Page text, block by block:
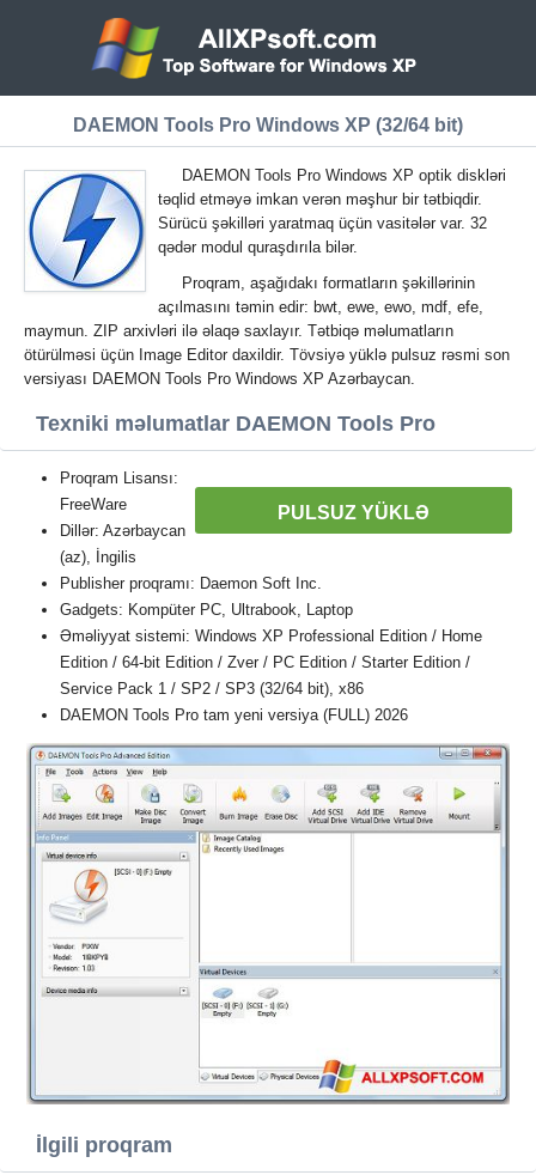
DAEMON Tools Pro Windows XP (32/64 bit)
DAEMON Tools Pro Windows XP optik diskləri
təqlid etməyə imkan verən məşhur bir tətbiqdir.
Sürücü şəkilləri yaratmaq üçün vasitələr var. 32
qədər modul quraşdırıla bilər.
Proqram, aşağıdakı formatların şəkillərinin
açılmasını təmin edir: bwt, ewe, ewo, mdf, efe,
maymun. ZIP arxivləri ilə əlaqə saxlayır. Tətbiqə məlumatların
ötürülməsi üçün Image Editor daxildir. Tövsiyə yüklə pulsuz rəsmi son
versiyası DAEMON Tools Pro Windows XP Azərbaycan.
Texniki məlumatlar DAEMON Tools Pro
PULSUZ YÜKLƏ
Proqram Lisansı:
FreeWare
Dillər: Azərbaycan
(az), İngilis
Publisher proqramı: Daemon Soft Inc.
Gadgets: Kompüter PC, Ultrabook, Laptop
Əməliyyat sistemi: Windows XP Professional Edition / Home
Edition / 64-bit Edition / Zver / PC Edition / Starter Edition /
Service Pack 1 / SP2 / SP3 (32/64 bit), x86
DAEMON Tools Pro tam yeni versiya (FULL) 2026
İlgili proqram